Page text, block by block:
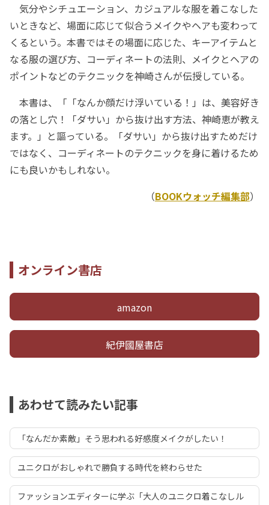
気分やシチュエーション、カジュアルな服を着こなした
いときなど、場面に応じて似合うメイクやヘアも変わって
くるという。本書ではその場面に応じた、キーアイテムと
なる服の選び方、コーディネートの法則、メイクとヘアの
ポイントなどのテクニックを神崎さんが伝授している。
本書は、「「なんか顔だけ浮いている！」は、美容好き
の落とし穴！「ダサい」から抜け出す方法、神崎恵が教え
ます。」と謳っている。「ダサい」から抜け出すためだけ
ではなく、コーディネートのテクニックを身に着けるため
にも良いかもしれない。
（BOOKウォッチ編集部）
オンライン書店
amazon
紀伊國屋書店
あわせて読みたい記事
「なんだか素敵」そう思われる好感度メイクがしたい！
ユニクロがおしゃれで勝負する時代を終わらせた
ファッションエディターに学ぶ「大人のユニクロ着こなしル